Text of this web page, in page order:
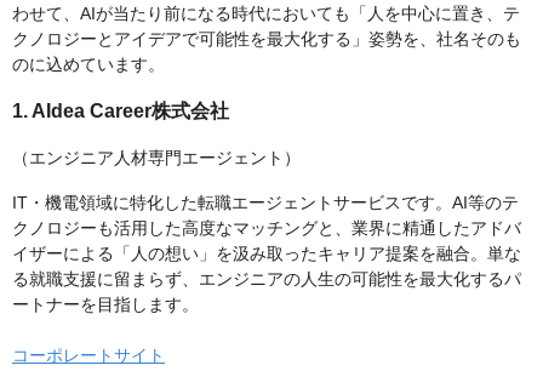
わせて、AIが当たり前になる時代においても「人を中心に置き、テ
クノロジーとアイデアで可能性を最大化する」姿勢を、社名そのも
のに込めています。
1. AIdea Career株式会社
（エンジニア人材専門エージェント）
IT・機電領域に特化した転職エージェントサービスです。AI等のテ
クノロジーも活用した高度なマッチングと、業界に精通したアドバ
イザーによる「人の想い」を汲み取ったキャリア提案を融合。単な
る就職支援に留まらず、エンジニアの人生の可能性を最大化するパ
ートナーを目指します。
コーポレートサイト